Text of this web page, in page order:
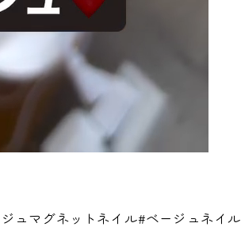
ュマグネットネイル#ベージュネイル